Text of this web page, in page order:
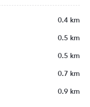
0.4 km
0.5 km
0.5 km
0.7 km
0.9 km